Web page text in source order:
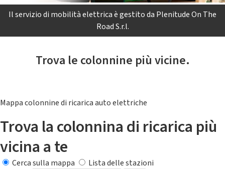
Il servizio di mobilità elettrica è gestito da Plenitude On The
Road S.r.l.
Trova le colonnine più vicine.
Mappa colonnine di ricarica auto elettriche
Trova la colonnina di ricarica più
vicina a te
Cerca sulla mappa
Lista delle stazioni